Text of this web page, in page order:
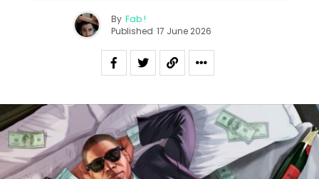
By Fab !
Published 17 June 2026